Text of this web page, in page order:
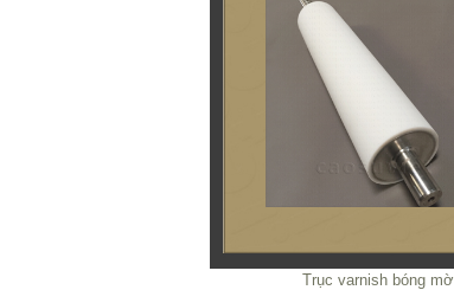
Trục varnish bóng mờ